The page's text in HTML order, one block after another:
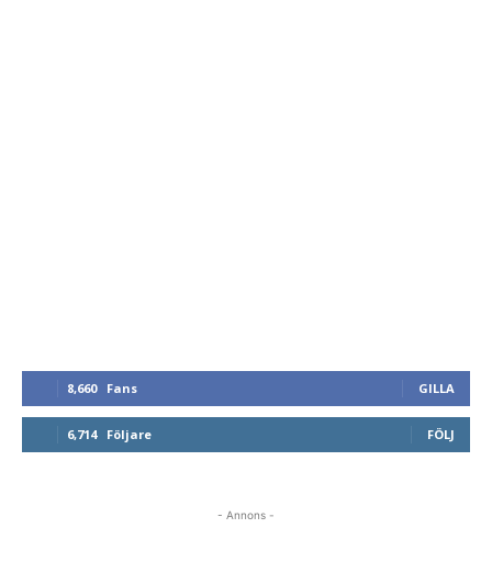
8,660 Fans GILLA
6,714 Följare FÖLJ
- Annons -